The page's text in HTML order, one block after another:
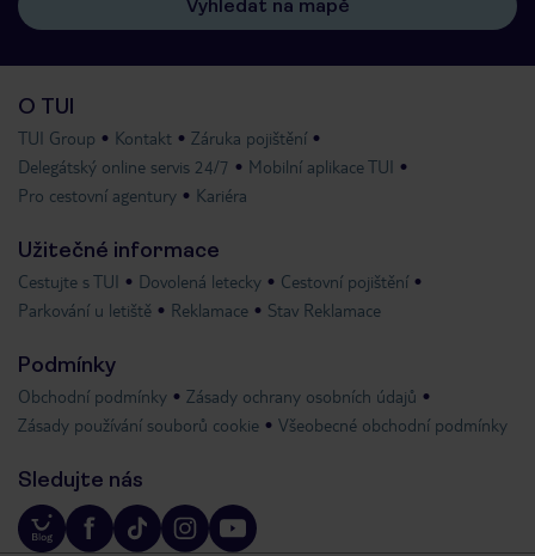
Vyhledat na mapě
O TUI
TUI Group Kontakt
Záruka pojištění
Delegátský online servis 24/7
Mobilní aplikace TUI
Pro cestovní agentury
Kariéra
Užitečné informace
Cestujte s TUI Dovolená letecky
Cestovní pojištění
Parkování u letiště
Reklamace Stav Reklamace
Podmínky
Obchodní podmínky
Zásady ochrany osobních údajů
Zásady používání souborů cookie
Všeobecné obchodní podmínky
Sledujte nás